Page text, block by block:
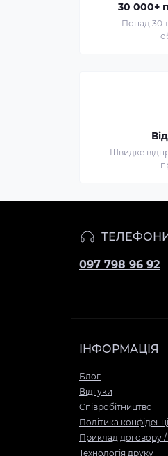
30 000+
Понад 30
Швидке
097 798 96 92
ІНФОРМАЦІЯ
Блог
Відгуки
Cпівробітництво
Політика
Приклад договору
Технологія друку